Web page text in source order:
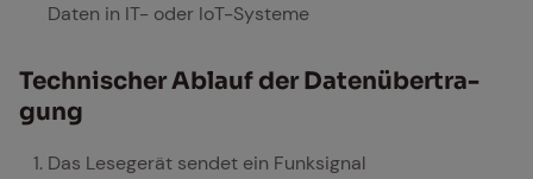
Daten in IT- oder IoT-Systeme
Tech­ni­scher Ab­lauf der Da­ten­über­tra­
gung
Das Lesegerät sendet ein Funksignal